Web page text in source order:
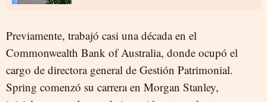
Previamente, trabajó casi una década en el
Commonwealth Bank of Australia, donde ocupó el
cargo de directora general de Gestión Patrimonial.
Spring comenzó su carrera en Morgan Stanley,